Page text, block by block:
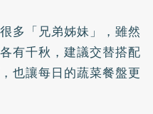
多「兄弟姊妹」，雖然
有千秋，建議交替搭配
也讓每日的蔬菜餐盤更